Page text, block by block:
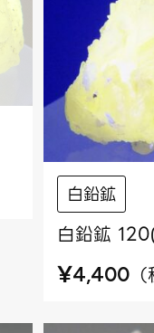
白鉛鉱
白鉛鉱
¥4,400 （